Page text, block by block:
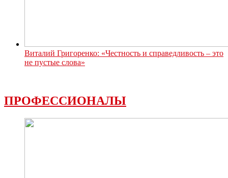
Виталий Григоренко: «Честность и справедливость – это
не пустые слова»
ПРОФЕССИОНАЛЫ